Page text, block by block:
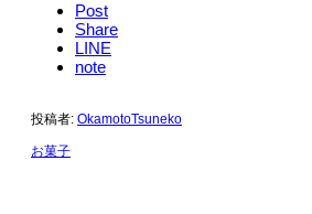
Post
Share
LINE
note
投稿者: OkamotoTsuneko
お菓子